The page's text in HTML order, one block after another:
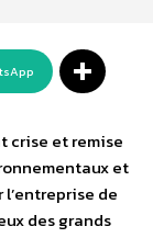
crise et remise
et
de
des grands